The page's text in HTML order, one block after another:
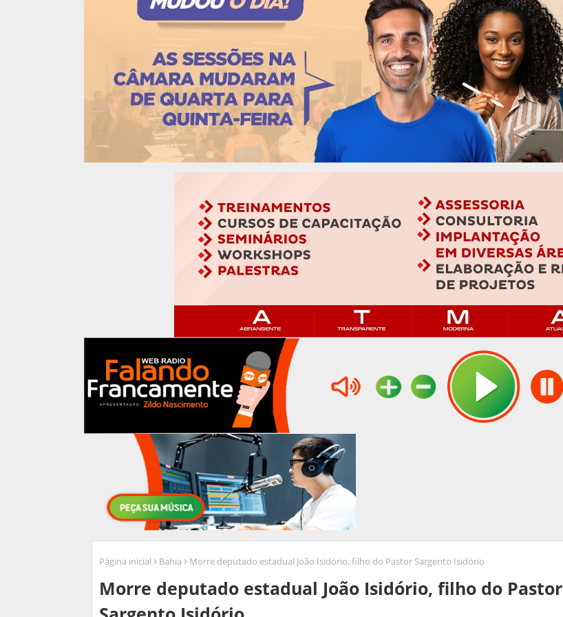
Página inicial Bahia Morre deputado estadual João Isidório, filho do Pastor Sargento Isidório
Morre deputado estadual João Isidório, filho do Pastor